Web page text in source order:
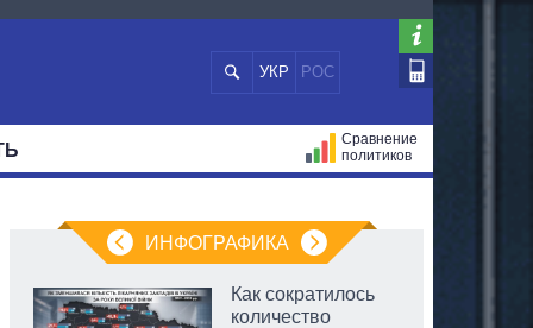
УКР РОС
Сравнение
политиков
ИНФОГРАФИКА
Как сократилось
количество